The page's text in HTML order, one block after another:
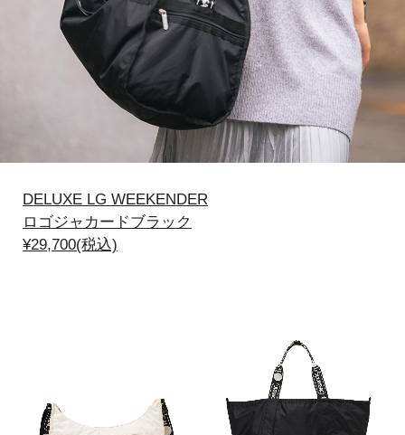
DELUXE LG WEEKENDER
ロゴジャカードブラック
¥29,700(税込)